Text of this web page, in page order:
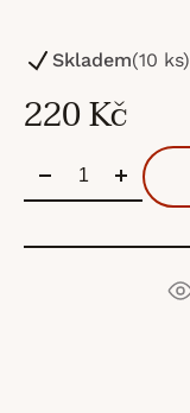
220 Kč
Skladem(10 ks)